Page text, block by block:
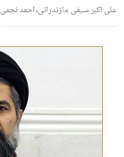
علی اکبر سیفی مازندرانی،احمد نجمی